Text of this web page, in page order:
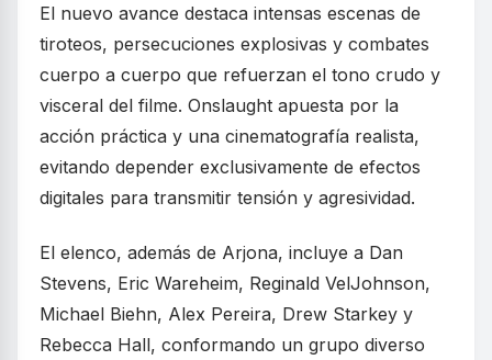
El nuevo avance destaca intensas escenas de
tiroteos, persecuciones explosivas y combates
cuerpo a cuerpo que refuerzan el tono crudo y
visceral del filme. Onslaught apuesta por la
acción práctica y una cinematografía realista,
evitando depender exclusivamente de efectos
digitales para transmitir tensión y agresividad.
El elenco, además de Arjona, incluye a Dan
Stevens, Eric Wareheim, Reginald VelJohnson,
Michael Biehn, Alex Pereira, Drew Starkey y
Rebecca Hall, conformando un grupo diverso